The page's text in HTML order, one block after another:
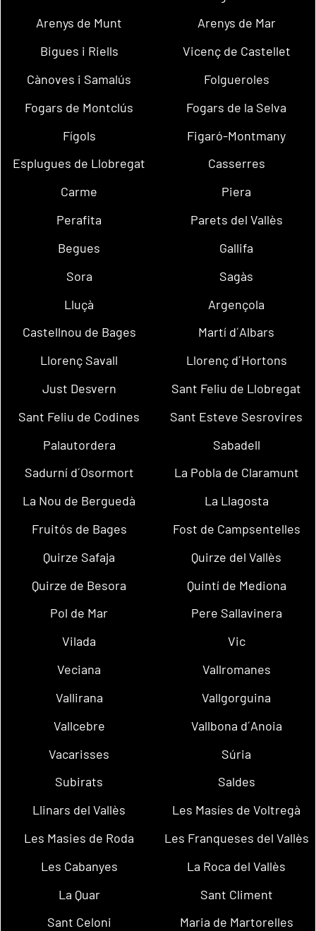
Arenys de Munt
Arenys de Mar
Bigues i Riells
Vicenç de Castellet
Cànoves i Samalús
Folgueroles
Fogars de Montclús
Fogars de la Selva
Fígols
Figaró-Montmany
Esplugues de Llobregat
Casserres
Carme
Piera
Perafita
Parets del Vallès
Begues
Gallifa
Sora
Sagàs
Lluçà
Argençola
Castellnou de Bages
Martí d´Albars
Llorenç Savall
Llorenç d´Hortons
Just Desvern
Sant Feliu de Llobregat
Sant Feliu de Codines
Sant Esteve Sesrovires
Palautordera
Sabadell
Sadurní d´Osormort
La Pobla de Claramunt
La Nou de Berguedà
La Llagosta
Fruitós de Bages
Fost de Campsentelles
Quirze Safaja
Quirze del Vallès
Quirze de Besora
Quintí de Mediona
Pol de Mar
Pere Sallavinera
Vilada
Vic
Veciana
Vallromanes
Vallirana
Vallgorguina
Vallcebre
Vallbona d´Anoia
Vacarisses
Súria
Subirats
Saldes
Llinars del Vallès
Les Masíes de Voltregà
Les Masies de Roda
Les Franqueses del Vallès
Les Cabanyes
La Roca del Vallès
La Quar
Sant Climent
Sant Celoni
Maria de Martorelles